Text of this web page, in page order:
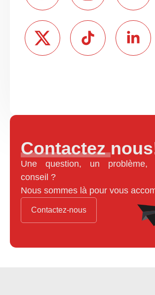
Contactez
Une question, un problème,
conseil ?
Nous sommes là pour vous
Contactez-nous